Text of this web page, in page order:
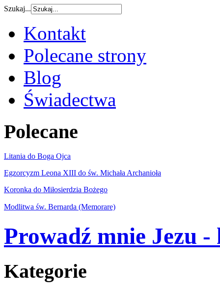
Szukaj...
Kontakt
Polecane strony
Blog
Świadectwa
Polecane
Litania do Boga Ojca
Egzorcyzm Leona XIII do św. Michała Archanioła
Koronka do Miłosierdzia Bożego
Modlitwa św. Bernarda (Memorare)
Prowadź mnie Jezu
Kategorie